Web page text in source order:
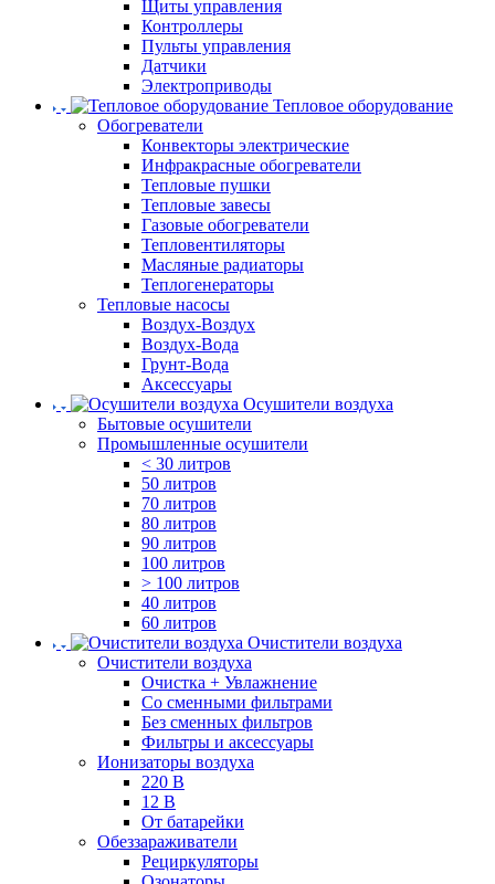
Щиты управления
Контроллеры
Пульты управления
Датчики
Электроприводы
Тепловое оборудование
Обогреватели
Конвекторы электрические
Инфракрасные обогреватели
Тепловые пушки
Тепловые завесы
Газовые обогреватели
Тепловентиляторы
Масляные радиаторы
Теплогенераторы
Тепловые насосы
Воздух-Воздух
Воздух-Вода
Грунт-Вода
Аксессуары
Осушители воздуха
Бытовые осушители
Промышленные осушители
< 30 литров
50 литров
70 литров
80 литров
90 литров
100 литров
> 100 литров
40 литров
60 литров
Очистители воздуха
Очистители воздуха
Очистка + Увлажнение
Cо сменными фильтрами
Без сменных фильтров
Фильтры и аксессуары
Ионизаторы воздуха
220 В
12 В
От батарейки
Обеззараживатели
Рециркуляторы